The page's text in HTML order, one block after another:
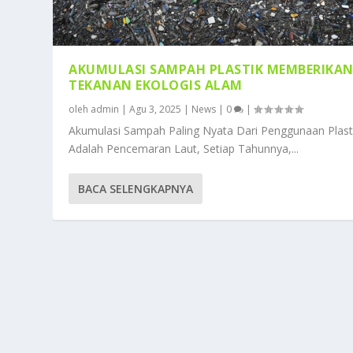
AKUMULASI SAMPAH PLASTIK MEMBERIKAN
TEKANAN EKOLOGIS ALAM
oleh admin |Agu 3, 2025 | News | 0 |
Akumulasi Sampah Paling Nyata Dari Penggunaan
Adalah Pencemaran Laut, Setiap Tahunnya,...
BACA SELENGKAPNYA